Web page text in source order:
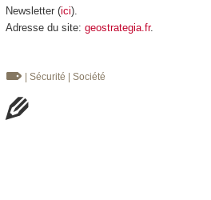
Newsletter (ici).
Adresse du site: geostrategia.fr.
| Sécurité | Société